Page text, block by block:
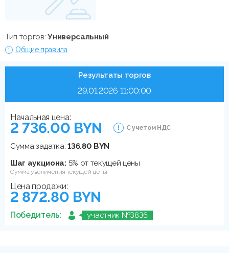
Тип торгов:Универсальный
Общие правила
Результаты торгов
29.01.2026 11:00:00
Начальная цена:
2 736.00 BYN С учетом НДС
Сумма задатка:136.80 BYN
Шаг аукциона: 5% от текущей цены
Сумма увеличения текущей цены
Цена продажи:
2 872.80 BYN
Победитель: участник №3836